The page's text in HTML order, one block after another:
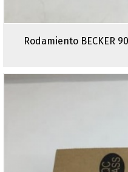
Rodamiento BECKER